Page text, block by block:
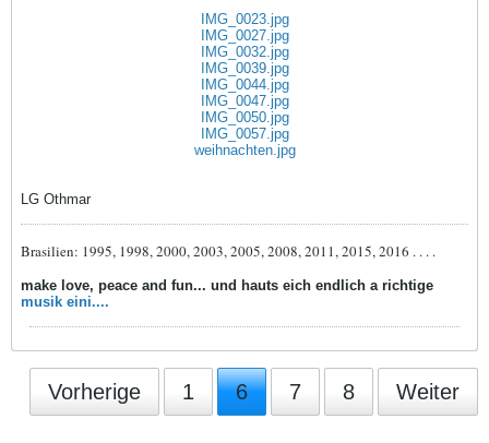
IMG_0023.jpg
IMG_0027.jpg
IMG_0032.jpg
IMG_0039.jpg
IMG_0044.jpg
IMG_0047.jpg
IMG_0050.jpg
IMG_0057.jpg
weihnachten.jpg
LG Othmar
Brasilien: 1995, 1998, 2000, 2003, 2005, 2008, 2011, 2015, 2016 . . . .
make love, peace and fun... und hauts eich endlich a richtige
musik eini....
Vorherige 1 6 7 8 Weiter